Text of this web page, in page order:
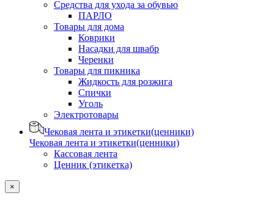
Средства для ухода за обувью
ПАРЛО
Товары для дома
Коврики
Насадки для швабр
Черенки
Товары для пикника
Жидкость для розжига
Спички
Уголь
Электротовары
Чековая лента и этикетки(ценники)
Чековая лента и этикетки(ценники)
Кассовая лента
Ценник (этикетка)
×